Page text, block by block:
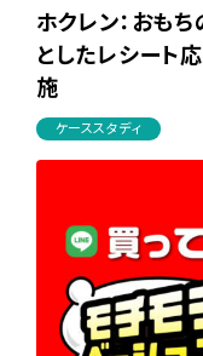
ホクレン：おも
としたレシート
施
ケーススタディ